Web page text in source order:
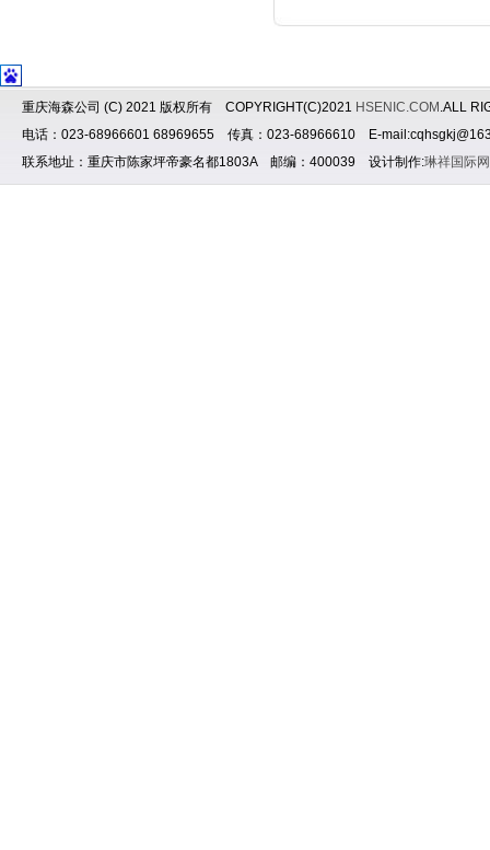
重庆海森公司 (C) 2021 版权所有 COPYRIGHT(C)2021 HSENIC.COM .ALL
电话：023-68966601 68969655 传真：023-68966610 E-
联系地址：重庆市陈家坪帝豪名都1803A 邮编：400039 设计制作:琳祥国际网